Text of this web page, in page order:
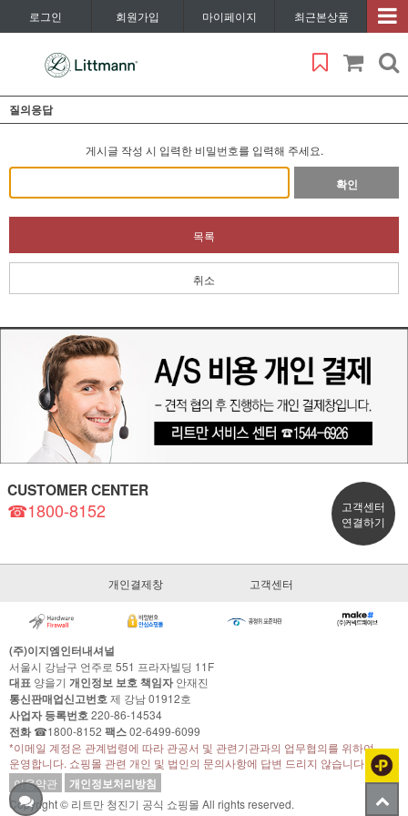
로그인 회원가입 마이페이지 최근본상품
질의응답
게시글 작성 시 입력한 비밀번호를 입력해 주세요.
확인
목록
취소
CUSTOMER CENTER
☎1800-8152
고객센터
연결하기
개인결제창 고객센터
(주)이지엠인터내셔널
서울시 강남구 언주로 551 프라자빌딩 11F
대표 양을기 개인정보 보호 책임자안재진
통신판매업신고번호제 강남 01912호
사업자 등록번호220-86-14534
전화☎1800-8152 팩스02-6499-6099
*이메일 계정은 관계법령에 따라 관공서 및 관련기관과의 업무협의를 위하여
운영합니다. 쇼핑몰 관련 개인 및 법인의 문의사항에 답변 드리지 않습니다.
이용약관
개인정보처리방침
Copyright © 리트만 청진기 공식 쇼핑몰 All rights reserved.